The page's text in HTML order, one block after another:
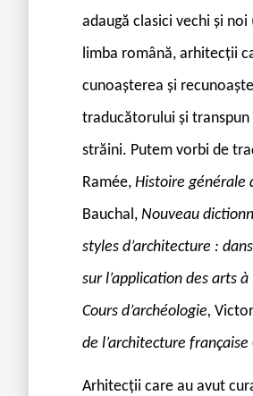
adaugă clasici vechi și
limba română, arhitecții
cunoașterea și
traducătorului și
străini. Putem vorbi de
Ramée, Histoire générale
Bauchal, Nouveau
styles d’architecture :
sur l’application des arts à
Cours d’archéologie,
de l’architecture française
Arhitecții care au avut